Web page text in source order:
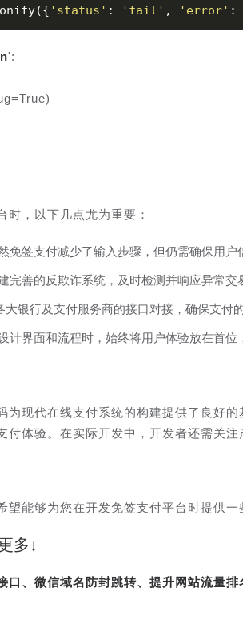
'status' : 'fail' , 'error' :
':
时，以下几点尤为重要：
免签支付减少了输入步骤，但仍需确保用户
完善的反欺诈系统，及时检测并响应异常交
大银行及支付服务商的接口对接，确保支付
计界面和流程时，始终将用户体验放在首位
为现代在线支付系统的构建提供了良好
付体验。在实际开发中，开发者还需关
望能够为您在开发免签支付平台时提供
多↓
口、微信域名防封跳转、提升网站流量